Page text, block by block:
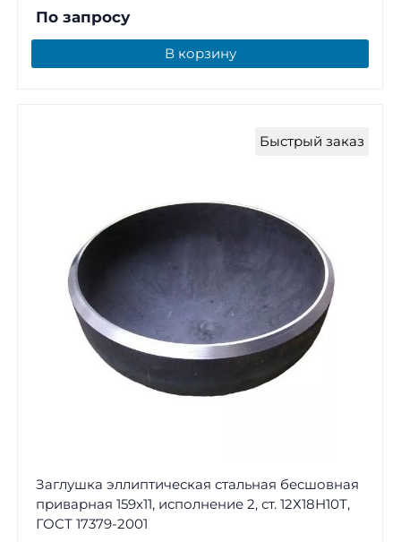
По запросу
В корзину
Быстрый заказ
Заглушка эллиптическая стальная бесшовная
приварная 159х11, исполнение 2, ст. 12Х18Н10Т,
ГОСТ 17379-2001